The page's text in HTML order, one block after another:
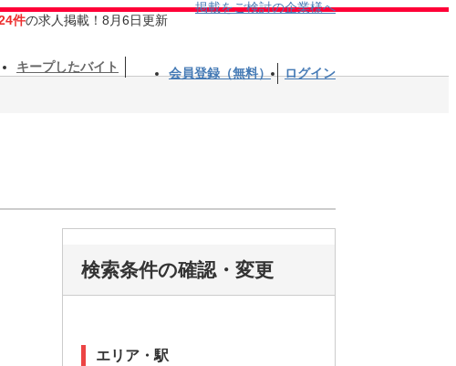
件の求人掲載！8月6日更新
掲載をご検討の企業様へ
キープしたバイト 会員登録（無料） ログイン
検索条件の確認・変更
エリア・駅